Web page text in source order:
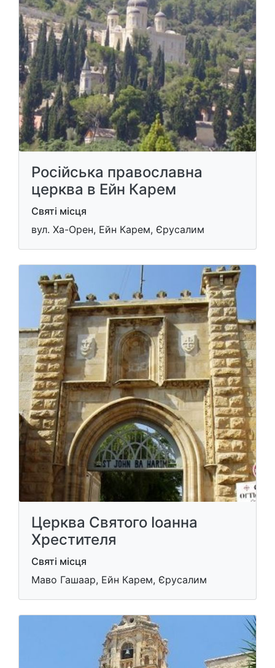
Російська православна
церква в Ейн Карем
Святі місця
вул. Ха-Орен, Ейн Карем, Єрусалим
Церква Святого Іоанна
Хрестителя
Святі місця
Маво Гашаар, Ейн Карем, Єрусалим